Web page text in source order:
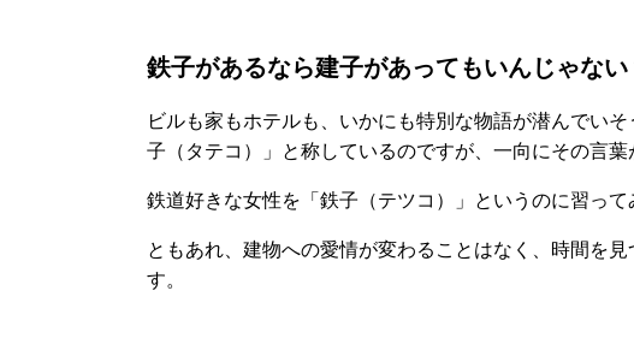
鉄子があるなら建子があってもいんじゃない
ビルも家もホテルも、いかにも特別な物語が潜んでい
子（タテコ）」と称しているのですが、一向にその言葉
鉄道好きな女性を「鉄子（テツコ）」というのに習って
ともあれ、建物への愛情が変わることはなく、時間を
す。